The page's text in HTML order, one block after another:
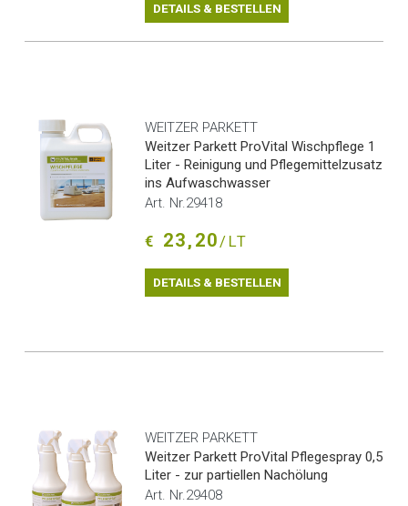
DETAILS & BESTELLEN
WEITZER PARKETT
Weitzer Parkett ProVital Wischpflege 1
Liter - Reinigung und Pflegemittelzusatz
ins Aufwaschwasser
Art. Nr.29418
€ 23,20/LT
DETAILS & BESTELLEN
WEITZER PARKETT
Weitzer Parkett ProVital Pflegespray 0,5
Liter - zur partiellen Nachölung
Art. Nr.29408